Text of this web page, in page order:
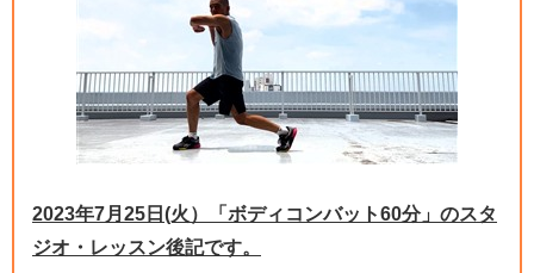
2023年7月25日(火）「ボディコンバット60分」のスタ
ジオ・レッスン後記です。